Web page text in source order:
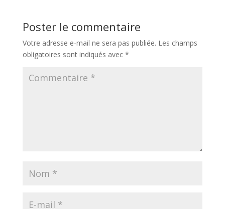
Poster le commentaire
Votre adresse e-mail ne sera pas publiée. Les champs
obligatoires sont indiqués avec *